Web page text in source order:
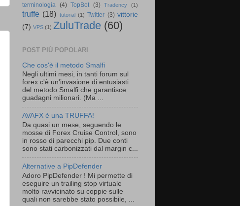
terminologia (4) TopBot (3) Tradency (1)
truffe (18) tutorial (1) Twitter (3) vittorie
(7) VPS (1) ZuluTrade (60)
POST PIÙ POPOLARI
Che cos'è il metodo Smalfi
Negli ultimi mesi, in tanti forum sul
forex c'è un'invasione di entusiasti
del metodo Smalfi che garantisce
guadagni milionari. (Ma ...
AVAFX è una TRUFFA!
Da quasi un mese, seguendo le
mosse di Forex Cruise Control, sono
in rosso di parecchi pip. Due conti
sono stati carbonizzati dal margin c...
Alternative a PipDefender
Adoro PipDefender ! Mi permette di
eseguire un trailing stop virtuale
molto ravvicinato su coppie sulle
quali non sarebbe stato possibile, ...